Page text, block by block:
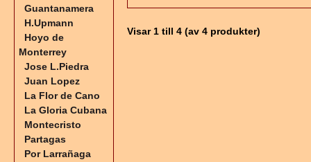
Visar1 till4 (av4 produkter)
Guantanamera
H.Upmann
Hoyo de
Monterrey
Jose L.Piedra
Juan Lopez
La Flor de Cano
La Gloria Cubana
Montecristo
Partagas
Por Larrañaga